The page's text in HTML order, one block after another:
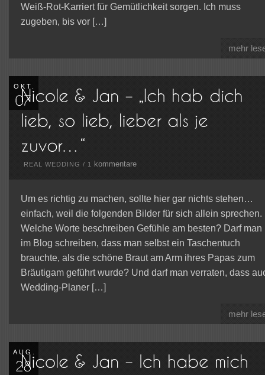
Weiß-Rot-Karriert für Gemütlichkeit sorgen. Ich muss
zugeben, bis vor […]
mehr
OKT.
REAL WEDDING / 1 kommentare
Um es richtig zu machen, sollte hier gar nichts stehen…
einfach, weil die folgenden Bilder für sich allein sprechen.
Welche Worte beschreiben Gefühle am besten? Darf man
im Blog schreiben, dass man selbst ein Taschentuch
brauchte, als die schöne Braut am Arm ihres Papas zum
Bräutigam geführt wurde? Und darf man verraten, dass
Wedding-Planer […]
mehr
AUG.